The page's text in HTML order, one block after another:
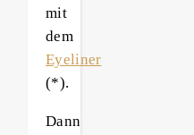
mit
dem
Eyeliner
(*).
Dann